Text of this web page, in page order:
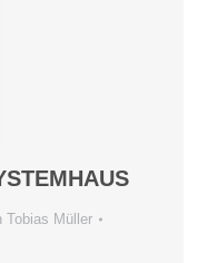
Tobias Müller